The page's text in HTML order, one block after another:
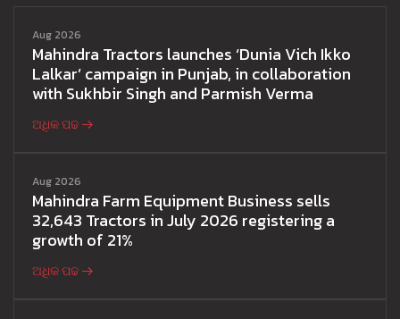
Aug 2026
Mahindra Tractors launches ‘Dunia Vich Ikko
Lalkar’ campaign in Punjab, in collaboration
with Sukhbir Singh and Parmish Verma
ଅଧିକ ପଢ
Aug 2026
Mahindra Farm Equipment Business sells
32,643 Tractors in July 2026 registering a
growth of 21%
ଅଧିକ ପଢ